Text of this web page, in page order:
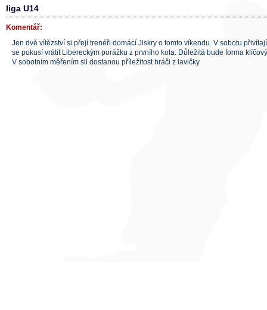
liga U14
Komentář:
Jen dvě vítězství si přejí trenéři domácí Jiskry o tomto víkendu. V sobotu
se pokusí vrátit Libereckým porážku z prvního kola. Důležitá bude forma
V sobotním měřením sil dostanou příležitost hráči z lavičky.